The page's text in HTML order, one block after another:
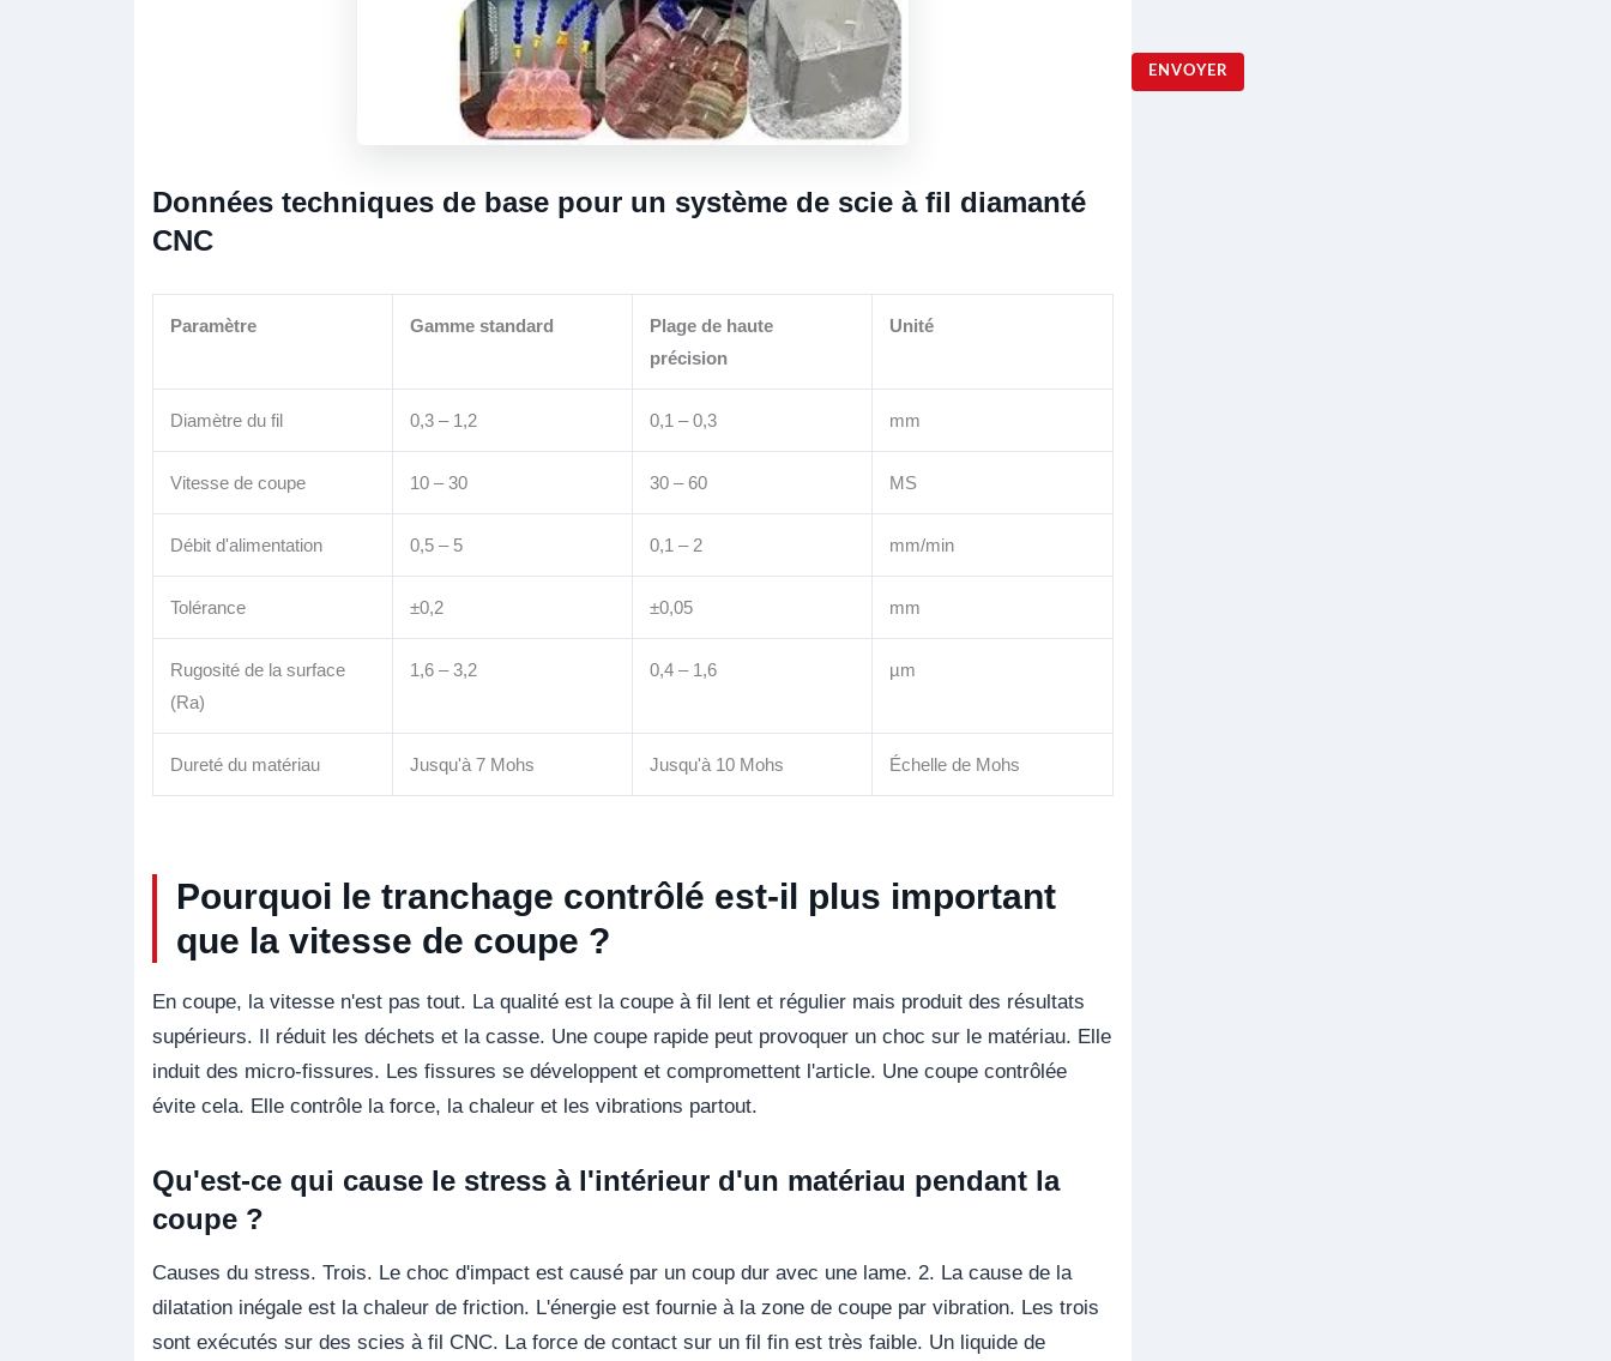
Données techniques de base pour un système de scie à fil diamanté
CNC
Paramètre Gamme standard
Plage de haute
précision
Unité
Diamètre du fil 0,3 – 1,2 0,1 – 0,3 mm
Vitesse de coupe 10 – 30 30 – 60 MS
Débit d'alimentation 0,5 – 5 0,1 – 2 mm/min
Tolérance ±0,2 ±0,05 mm
Rugosité de la surface
(Ra)
1,6 – 3,2 0,4 – 1,6 µm
Dureté du matériau Jusqu'à 7 Mohs Jusqu'à 10 Mohs Échelle de Mohs
Pourquoi le tranchage contrôlé est-il plus important
que la vitesse de coupe ?
En coupe, la vitesse n'est pas tout. La qualité est la coupe à fil lent et régulier mais produit des résultats
supérieurs. Il réduit les déchets et la casse. Une coupe rapide peut provoquer un choc sur le matériau. Elle
induit des micro-fissures. Les fissures se développent et compromettent l'article. Une coupe contrôlée
évite cela. Elle contrôle la force, la chaleur et les vibrations partout.
Qu'est-ce qui cause le stress à l'intérieur d'un matériau pendant la
coupe ?
Causes du stress. Trois. Le choc d'impact est causé par un coup dur avec une lame. 2. La cause de la
dilatation inégale est la chaleur de friction. L'énergie est fournie à la zone de coupe par vibration. Les trois
sont exécutés sur des scies à fil CNC. La force de contact sur un fil fin est très faible. Un liquide de
ENVOYER